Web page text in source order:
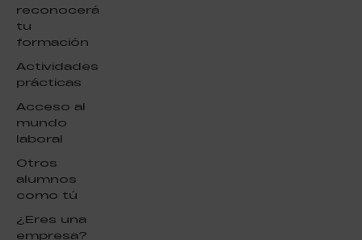
reconocerá
tu
formación
Actividades
prácticas
Acceso al
mundo
laboral
Otros
alumnos
como tú
¿Eres una
empresa?